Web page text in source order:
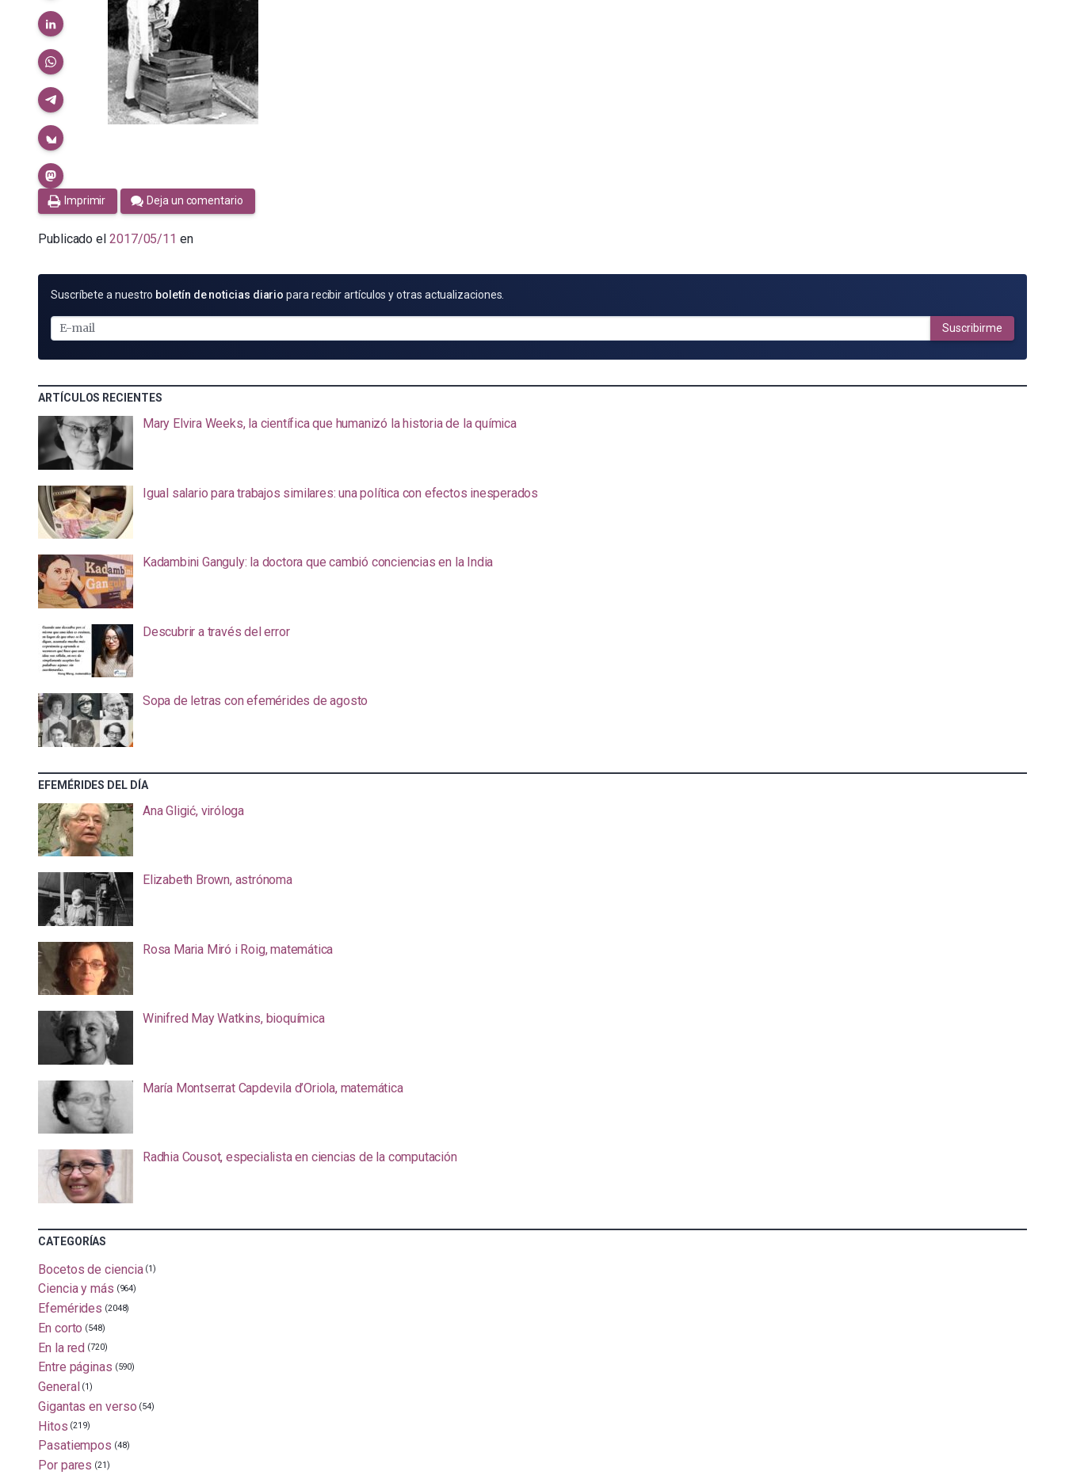
Imprimir Deja un comentario
Publicado el 2017/05/11 en
SUSCRÍBETE
E-
MAIL
Suscríbete a nuestro boletín de noticias diario para recibir artículos y otras actualizaciones.
Suscribirme
ARTÍCULOS RECIENTES
Mary Elvira Weeks, la científica que humanizó la historia de la química
Igual salario para trabajos similares: una política con efectos inesperados
Kadambini Ganguly: la doctora que cambió conciencias en la India
Descubrir a través del error
Sopa de letras con efemérides de agosto
EFEMÉRIDES DEL DÍA
Ana Gligić, viróloga
Elizabeth Brown, astrónoma
Rosa Maria Miró i Roig, matemática
Winifred May Watkins, bioquímica
María Montserrat Capdevila d’Oriola, matemática
Radhia Cousot, especialista en ciencias de la computación
CATEGORÍAS
Bocetos de ciencia (1)
Ciencia y más (964)
Efemérides (2048)
En corto (548)
En la red (720)
Entre páginas (590)
General (1)
Gigantas en verso (54)
Hitos (219)
Pasatiempos (48)
Por pares (21)